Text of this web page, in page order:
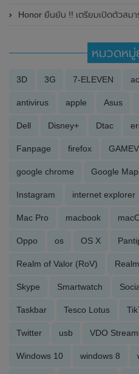
Honor ยืนยัน !! เตรียมเปิดตัวสมาร์ทโฟน Honor 70
หมวดห
3D 3G 7-ELEVEN
antivirus apple Asus
Dell Disney+ Dtac
Fanpage firefox
google chrome Google
Instagram internet explorer
Mac Pro macbook
Oppo os OS X
Realm of Valor (RoV)
Skype Smartwatch
Taskbar Tesco Lotus
Twitter usb VDO
Windows 10 windows 8